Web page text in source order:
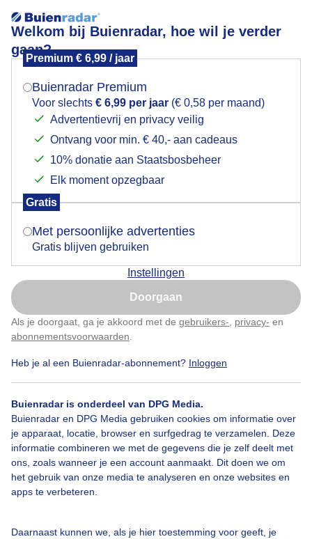
Welkom bij Buienradar, hoe wil je verder
gaan?
Premium € 6,99 / jaar
Buienradar Premium
Voor slechts € 6,99 per jaar (€ 0,58 per maand)
Advertentievrij en privacy veilig
Ontvang voor min. € 40,- aan cadeaus
10% donatie aan Staatsbosbeheer
Elk moment opzegbaar
Gratis
Met persoonlijke advertenties
Gratis blijven gebruiken
Instellingen
Doorgaan
Als je doorgaat, ga je akkoord met de gebruikers- privacy- en
abonnementsvoorwaarden
Heb je al een Buienradar-abonnement? Inloggen
Buienradar is onderdeel van DPG Media.
Buienradar en DPG Media gebruiken cookies om informatie over
je apparaat, locatie, browser en surfgedrag te verzamelen. Deze
informatie combineren we met de gegevens die je zelf deelt met
ons, zoals wanneer je een account aanmaakt. Dit doen we om
het gebruik van onze media te analyseren en onze websites en
apps te verbeteren.
Daarnaast kunnen we, als je hier toestemming voor geeft, je
Kijken naar de grote boten die langsvaren
Kijken naar de grote boten die langsvaren
Door: Anne-Marie van Iersel Gemaakt: 14-10-2025, 47x bekeken
Bekijk slideshow
Mogen we je locatie gebruiken voor het
Indien je hier nog geen akkoord op hebt gegeven,
verschijnt er zo een pop-up uit je browser waarin
Is goed, toon de popup
Nu niet, misschien later
Klik hierom dit aan te passen